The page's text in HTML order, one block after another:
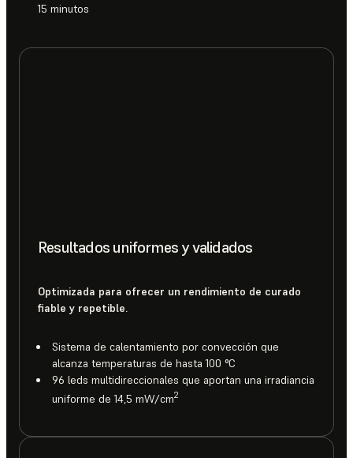
15 minutos
Resultados uniformes y validados
Optimizada para ofrecer un rendimiento de curado
fiable y repetible.
Sistema de calentamiento por convección que
alcanza temperaturas de hasta 100 °C
96 leds multidireccionales que aportan una irradiancia
uniforme de 14,5 mW/cm2